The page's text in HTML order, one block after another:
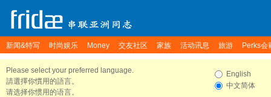
新闻&特写 时尚娱乐 Money 交友社区 家族 活动讯息 旅游 Perks会
Please select your preferred language.
請選擇你慣用的語言。
请选择你惯用的语言。
English
中文简体